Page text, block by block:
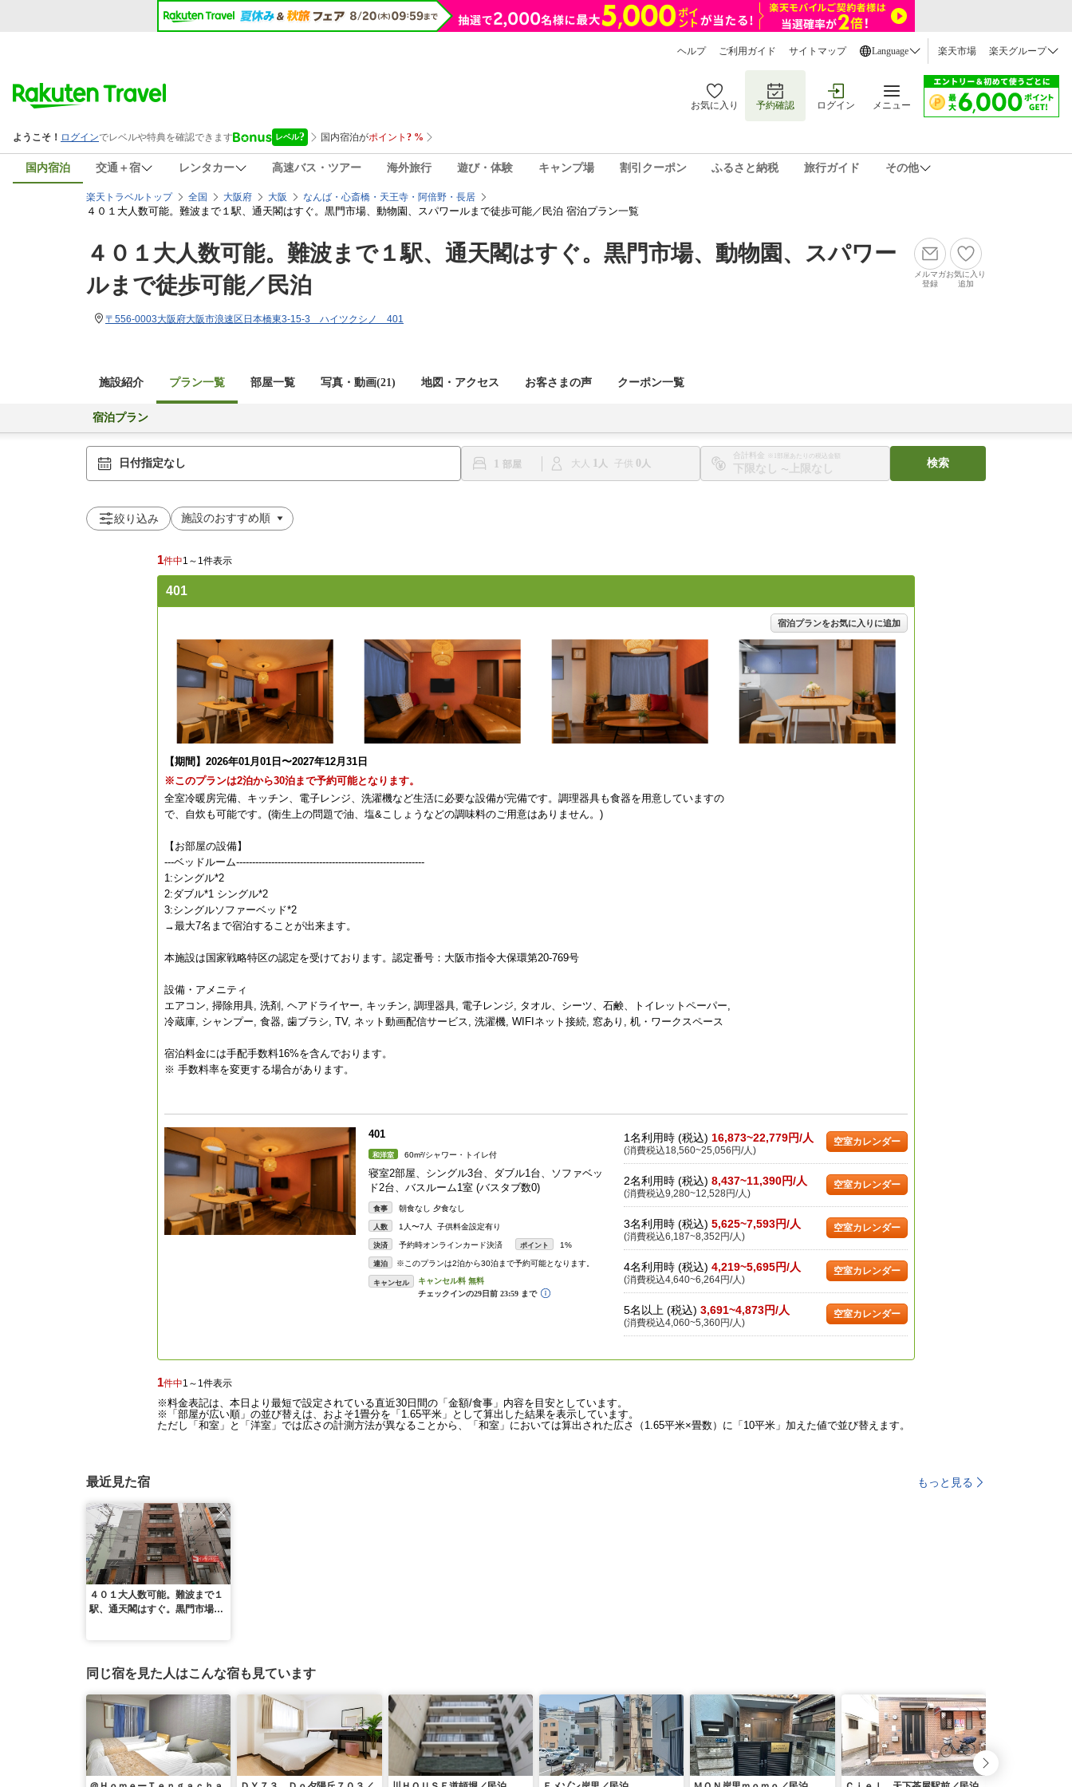
ヘルプ ご利用ガイド サイトマップ Language 楽天市場 楽天グループ
お気に入り 予約確認 ログイン メニュー
国内宿泊 交通＋宿 レンタカー 高速バス・ツアー 海外旅行 遊び・体験 キャンプ場 割引クーポン ふるさと納税 旅行ガイド その他
楽天トラベルトップ 全国 大阪府 大阪 なんば・心斎橋・天王寺・阿倍野・長居
４０１大人数可能。難波まで１駅、通天閣はすぐ。黒門市場、動物園、スパワールまで徒歩可能／民泊 宿泊プラン一覧
４０１大人数可能。難波まで１駅、通天閣はすぐ。黒門市場、動物園、スパワー
ルまで徒歩可能／民泊
〒556-0003大阪府大阪市浪速区日本橋東3-15-3 ハイツクシノ 401
メルマガ
登録
お気に入り
追加
施設紹介 プラン一覧 部屋一覧 写真・動画(21) 地図・アクセス お客さまの声 クーポン一覧
宿泊プラン
日付指定なし 1 大人 1 子供 0
合計料金 ※1部屋あたりの税込金額
〜
検索
絞り込み
1件中1～1件表示
401
宿泊プランをお気に入りに追加
【期間】2026年01月01日〜2027年12月31日
※このプランは2泊から30泊まで予約可能となります。
全室冷暖房完備、キッチン、電子レンジ、洗濯機など生活に必要な設備が完備です。調理器具も食器を用意していますの
で、自炊も可能です。(衛生上の問題で油、塩&こしょうなどの調味料のご用意はありません。)
【お部屋の設備】
---ベッドルーム-----------------------------------------------------------
1:シングル*2
2:ダブル*1 シングル*2
3:シングルソファーベッド*2
→最大7名まで宿泊することが出来ます。
本施設は国家戦略特区の認定を受けております。認定番号：大阪市指令大保環第20-769号
設備・アメニティ
エアコン, 掃除用具, 洗剤, ヘアドライヤー, キッチン, 調理器具, 電子レンジ, タオル、シーツ、石鹸、トイレットペーパー,
冷蔵庫, シャンプー, 食器, 歯ブラシ, TV, ネット動画配信サービス, 洗濯機, WIFIネット接続, 窓あり, 机・ワークスペース
宿泊料金には手配手数料16%を含んでおります。
※ 手数料率を変更する場合があります。
401
和洋室 60m²/シャワー・トイレ付
寝室2部屋、シングル3台、ダブル1台、ソファベッ
ド2台、バスルーム1室 (バスタブ数0)
食事 朝食なし 夕食なし
人数 1人〜7人 子供料金設定有り
決済 予約時オンラインカード決済 ポイント 1%
連泊 ※このプランは2泊から30泊まで予約可能となります。
キャンセル
1名利用時 (税込) 16,873~22,779円/人
(消費税込18,560~25,056円/人)
空室カレンダー
2名利用時 (税込) 8,437~11,390円/人
(消費税込9,280~12,528円/人)
空室カレンダー
3名利用時 (税込) 5,625~7,593円/人
(消費税込6,187~8,352円/人)
空室カレンダー
4名利用時 (税込) 4,219~5,695円/人
(消費税込4,640~6,264円/人)
空室カレンダー
5名以上 (税込) 3,691~4,873円/人
(消費税込4,060~5,360円/人)
空室カレンダー
1件中1～1件表示
※料金表記は、本日より最短で設定されている直近30日間の「金額/食事」内容を目安としています。
※「部屋が広い順」の並び替えは、およそ1畳分を「1.65平米」として算出した結果を表示しています。
ただし「和室」と「洋室」では広さの計測方法が異なることから、「和室」においては算出された広さ（1.65平米×畳数）に「10平米」加えた値で並び替えます。
最近見た宿 もっと見る
４０１大人数可能。難波まで１
駅、通天閣はすぐ。黒門市場、
同じ宿を見た人はこんな宿も見ています